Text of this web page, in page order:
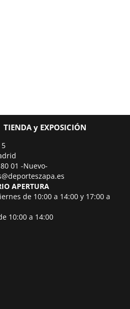
TIENDA y EXPOSICIÓN
01 -Nuevo-
APERTURA
de 10:00 a 14:00 y 17:00 a
10:00 a 14:00